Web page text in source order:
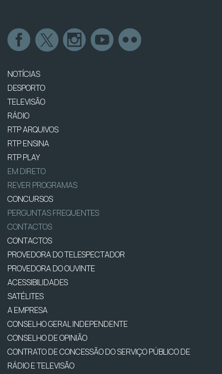
NOTÍCIAS
DESPORTO
TELEVISÃO
RÁDIO
RTP ARQUIVOS
RTP ENSINA
RTP PLAY
EM DIRETO
REVER PROGRAMAS
CONCURSOS
PERGUNTAS FREQUENTES
CONTACTOS
CONTACTOS
PROVEDORA DO TELESPECTADOR
PROVEDORA DO OUVINTE
ACESSIBILIDADES
SATÉLITES
A EMPRESA
CONSELHO GERAL INDEPENDENTE
CONSELHO DE OPINIÃO
CONTRATO DE CONCESSÃO DO SERVIÇO PÚBLICO DE
RÁDIO E TELEVISÃO